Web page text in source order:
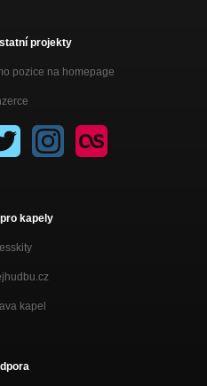
projekty
pozice na homepage
kapely
kapel